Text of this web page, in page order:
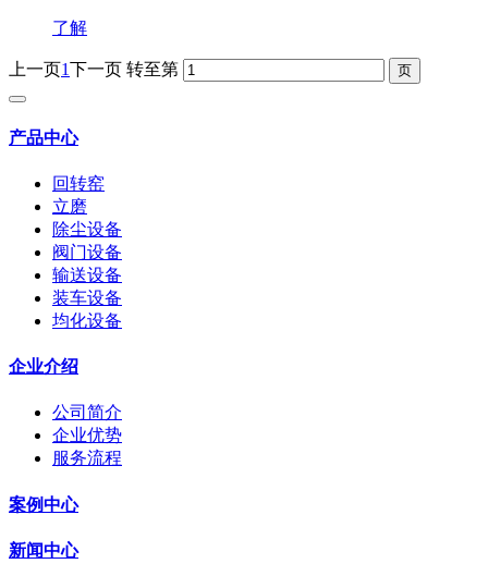
了解
上一页1下一页 转至第
产品中心
回转窑
立磨
除尘设备
阀门设备
输送设备
装车设备
均化设备
企业介绍
公司简介
企业优势
服务流程
案例中心
新闻中心